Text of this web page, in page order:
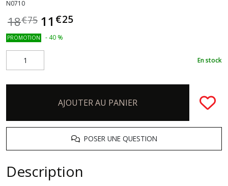
N0710
18€75 11 €25
PROMOTION - 40 %
En stock
AJOUTER AU PANIER
POSER UNE QUESTION
Description